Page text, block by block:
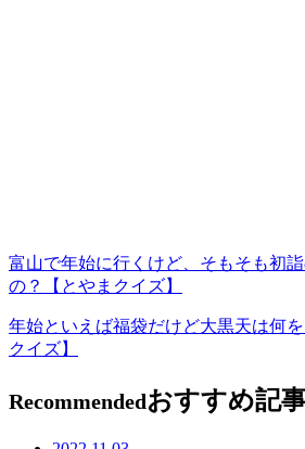
富山で年始に行くけど、そもそも初
の？【とやまクイズ】
年始といえば福袋だけど大黒天は何
クイズ】
Recommendedおすすめ記